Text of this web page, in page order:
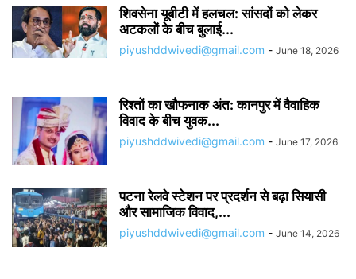
शिवसेना यूबीटी में हलचल: सांसदों को लेकर
अटकलों के बीच बुलाई...
piyushddwivedi@gmail.com - June 18, 2026
रिश्तों का खौफनाक अंत: कानपुर में वैवाहिक
विवाद के बीच युवक...
piyushddwivedi@gmail.com - June 17, 2026
पटना रेलवे स्टेशन पर प्रदर्शन से बढ़ा सियासी
और सामाजिक विवाद,...
piyushddwivedi@gmail.com - June 14, 2026